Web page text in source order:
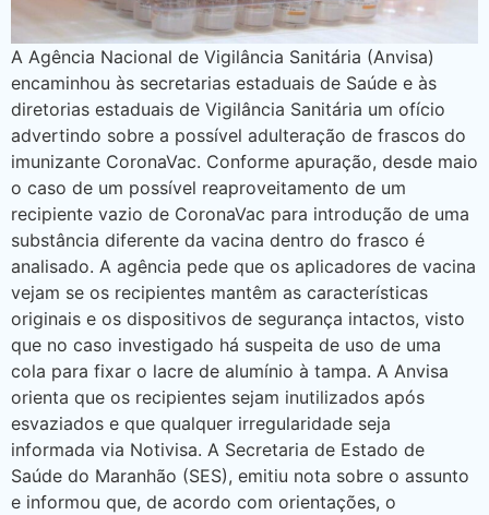
A Agência Nacional de Vigilância Sanitária (Anvisa)
encaminhou às secretarias estaduais de Saúde e às
diretorias estaduais de Vigilância Sanitária um ofício
advertindo sobre a possível adulteração de frascos do
imunizante CoronaVac. Conforme apuração, desde maio
o caso de um possível reaproveitamento de um
recipiente vazio de CoronaVac para introdução de uma
substância diferente da vacina dentro do frasco é
analisado. A agência pede que os aplicadores de vacina
vejam se os recipientes mantêm as características
originais e os dispositivos de segurança intactos, visto
que no caso investigado há suspeita de uso de uma
cola para fixar o lacre de alumínio à tampa. A Anvisa
orienta que os recipientes sejam inutilizados após
esvaziados e que qualquer irregularidade seja
informada via Notivisa. A Secretaria de Estado de
Saúde do Maranhão (SES), emitiu nota sobre o assunto
e informou que, de acordo com orientações, o